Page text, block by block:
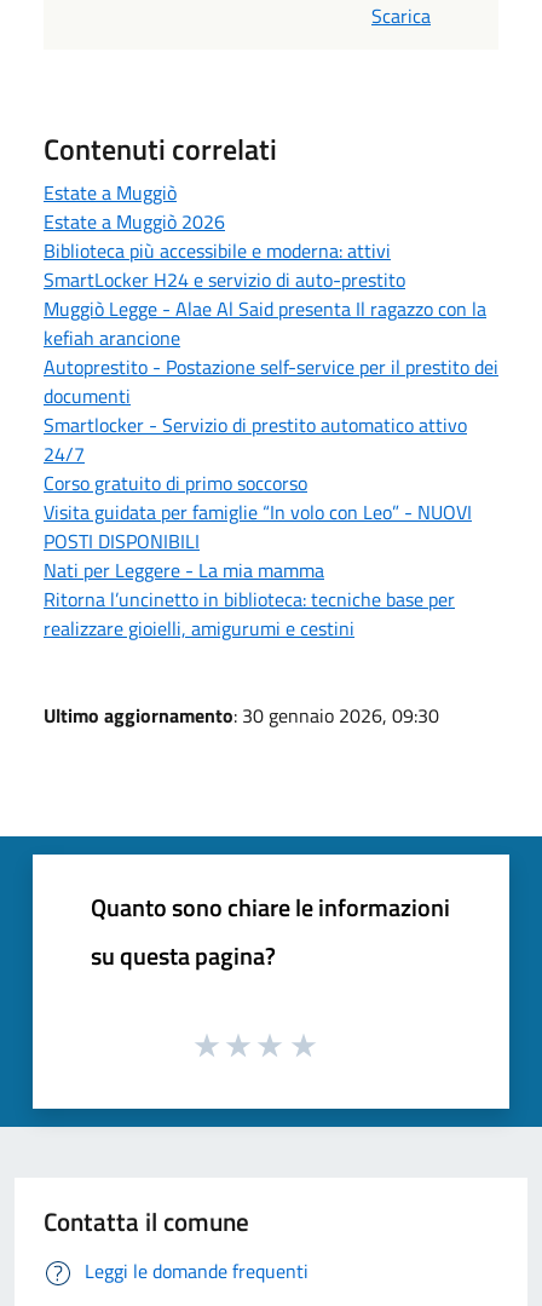
Scarica
Contenuti correlati
Estate a Muggiò
Estate a Muggiò 2026
Biblioteca più accessibile e moderna: attivi
SmartLocker H24 e servizio di auto-prestito
Muggiò Legge - Alae Al Said presenta Il ragazzo con la
kefiah arancione
Autoprestito - Postazione self-service per il prestito dei
documenti
Smartlocker - Servizio di prestito automatico attivo
24/7
Corso gratuito di primo soccorso
Visita guidata per famiglie “In volo con Leo” - NUOVI
POSTI DISPONIBILI
Nati per Leggere - La mia mamma
Ritorna l’uncinetto in biblioteca: tecniche base per
realizzare gioielli, amigurumi e cestini
Ultimo aggiornamento: 30 gennaio 2026, 09:30
Quanto sono chiare le informazioni
su questa pagina?
Contatta il comune
Leggi le domande frequenti